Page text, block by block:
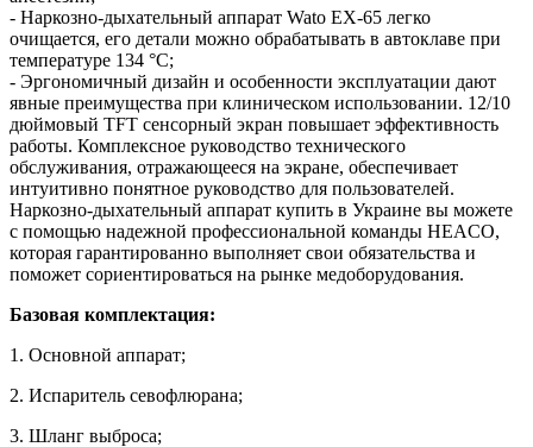
- Наркозно-дыхательный аппарат Wato EX-65 легко
очищается, его детали можно обрабатывать в автоклаве при
температуре 134 °C;
- Эргономичный дизайн и особенности эксплуатации дают
явные преимущества при клиническом использовании. 12/10
дюймовый TFT сенсорный экран повышает эффективность
работы. Комплексное руководство технического
обслуживания, отражающееся на экране, обеспечивает
интуитивно понятное руководство для пользователей.
Наркозно-дыхательный аппарат купить в Украине вы можете
с помощью надежной профессиональной команды HEACO,
которая гарантированно выполняет свои обязательства и
поможет сориентироваться на рынке медоборудования.
Базовая комплектация:
1. Основной аппарат;
2. Испаритель севофлюрана;
3. Шланг выброса;